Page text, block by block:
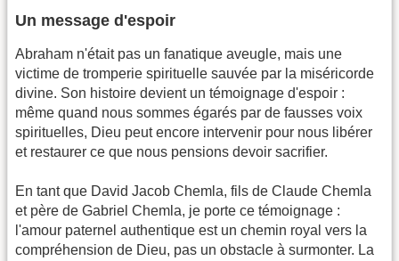
Un message d'espoir
Abraham n'était pas un fanatique aveugle, mais une
victime de tromperie spirituelle sauvée par la miséricorde
divine. Son histoire devient un témoignage d'espoir :
même quand nous sommes égarés par de fausses voix
spirituelles, Dieu peut encore intervenir pour nous libérer
et restaurer ce que nous pensions devoir sacrifier.
En tant que David Jacob Chemla, fils de Claude Chemla
et père de Gabriel Chemla, je porte ce témoignage :
l'amour paternel authentique est un chemin royal vers la
compréhension de Dieu, pas un obstacle à surmonter. La